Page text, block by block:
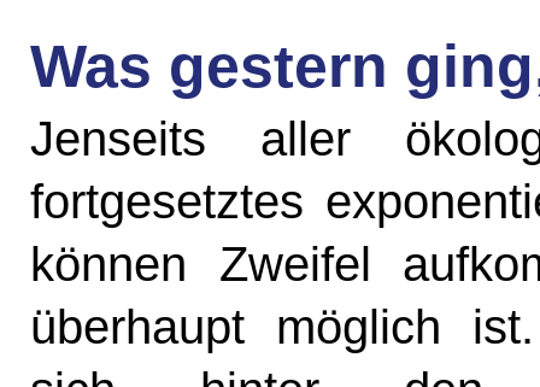
Was gestern
Jenseits aller
fortgesetztes
können Zweifel
überhaupt möglich